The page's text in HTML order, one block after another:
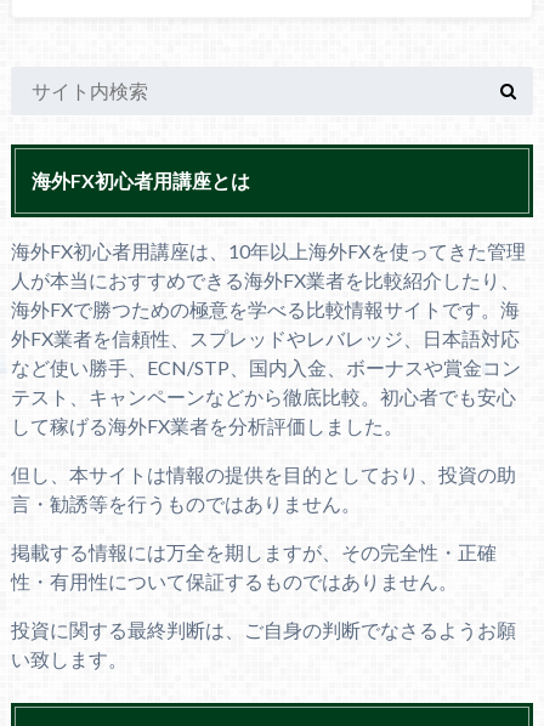
海外FX初心者用講座とは
海外FX初心者用講座は、10年以上海外FXを使ってきた管理
人が本当におすすめできる海外FX業者を比較紹介したり、
海外FXで勝つための極意を学べる比較情報サイトです。海
外FX業者を信頼性、スプレッドやレバレッジ、日本語対応
など使い勝手、ECN/STP、国内入金、ボーナスや賞金コン
テスト、キャンペーンなどから徹底比較。初心者でも安心
して稼げる海外FX業者を分析評価しました。
但し、本サイトは情報の提供を目的としており、投資の助
言・勧誘等を行うものではありません。
掲載する情報には万全を期しますが、その完全性・正確
性・有用性について保証するものではありません。
投資に関する最終判断は、ご自身の判断でなさるようお願
い致します。